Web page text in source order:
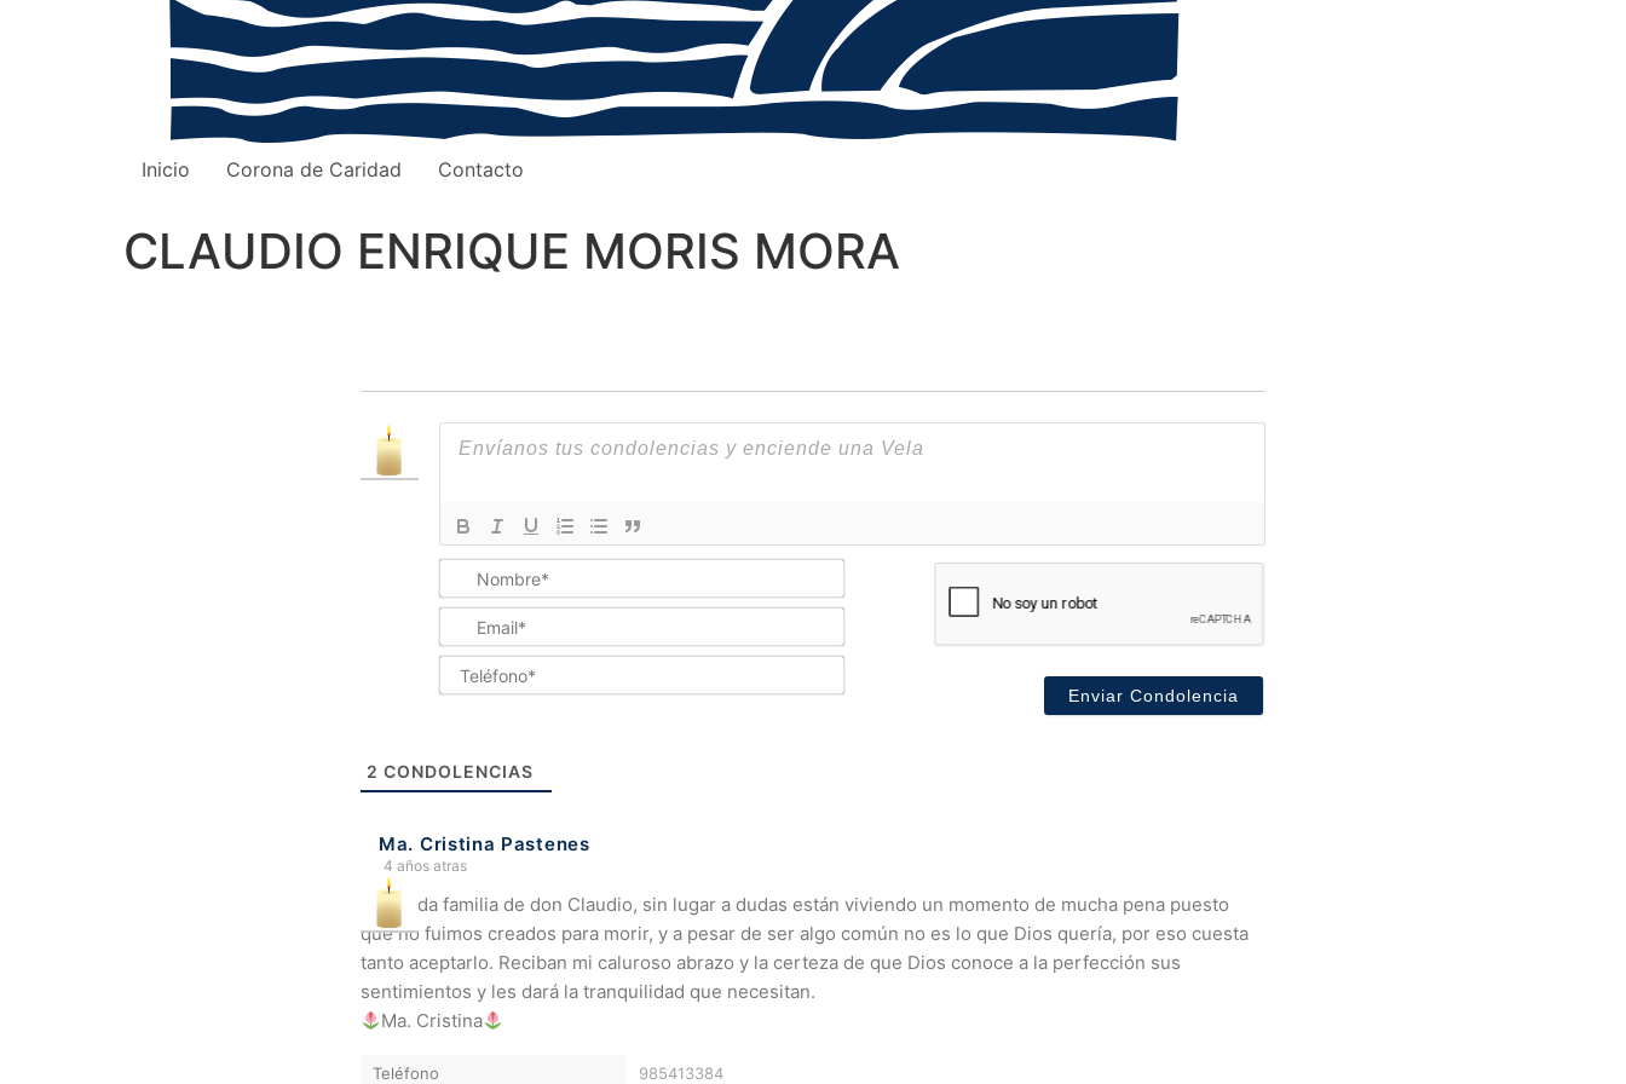
Inicio Corona de Caridad Contacto
CLAUDIO ENRIQUE MORIS MORA
2 CONDOLENCIAS
Ma. Cristina Pastenes
4 años atras
Estimada familia de don Claudio, sin lugar a dudas están viviendo un momento de mucha pena puesto
que no fuimos creados para morir, y a pesar de ser algo común no es lo que Dios quería, por eso cuesta
tanto aceptarlo. Reciban mi caluroso abrazo y la certeza de que Dios conoce a la perfección sus
sentimientos y les dará la tranquilidad que necesitan.
Ma. Cristina
Teléfono 985413384